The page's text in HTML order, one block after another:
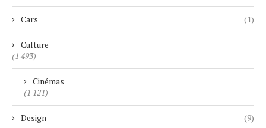
Cars (1)
Culture
(1 493)
Cinémas
(1 121)
Design (9)